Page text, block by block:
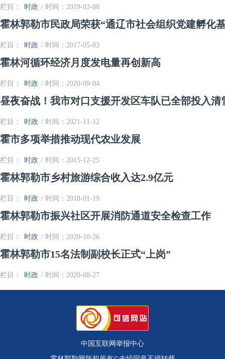
栏目： 时政 / 时间：2019-03-08
霍林郭勒市民政局荣获“通辽市社会组织党建孵化
栏目： 时政 / 时间：2017-05-03
霍林河循环经济月度发电量再创新高
栏目： 时政 / 时间：2020-09-04
昼夜奋战！我市对口支援开发区车队已全部投入清
栏目： 时政 / 时间：2021-11-12
霍市多项举措推动现代农业发展
栏目： 时政 / 时间：2015-12-25
霍林郭勒市乡村旅游综合收入达2.9亿元
栏目： 时政 / 时间：2018-01-19
霍林郭勒市振兴社区开展消防通道安全检查工作
栏目： 时政 / 时间：2020-10-26
霍林郭勒市15名法制副校长正式“上岗”
栏目： 时政 / 时间：2020-08-27
中国互联网举报中心